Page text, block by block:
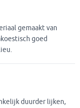
gemaakt van
goed
duurder lijken,